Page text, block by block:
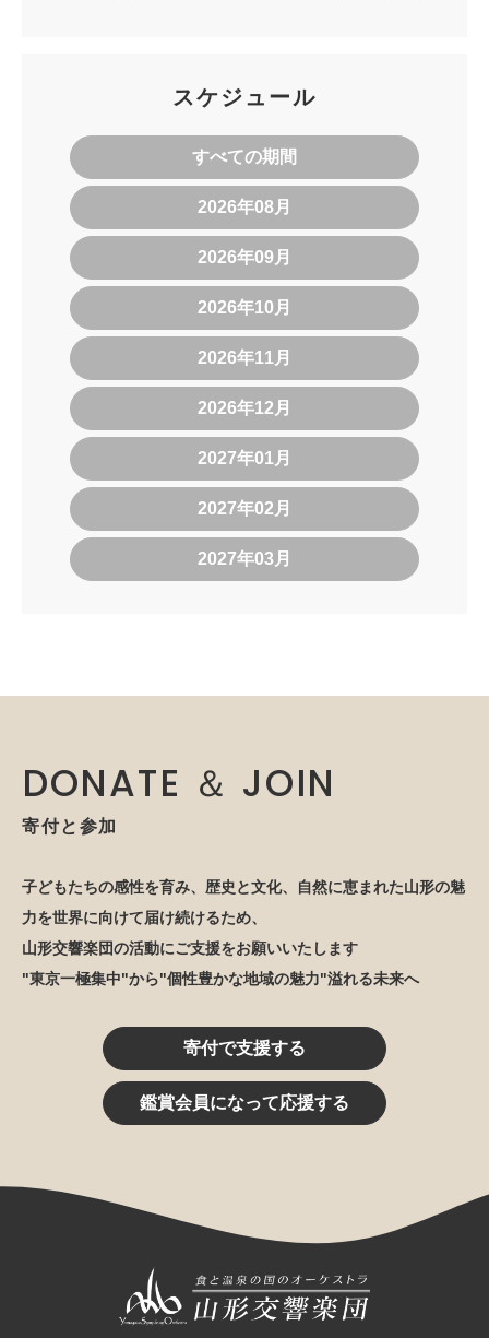
スケジュール
すべての期間
2026年08月
2026年09月
2026年10月
2026年11月
2026年12月
2027年01月
2027年02月
2027年03月
DONATE ＆ JOIN
寄付と参加
子どもたちの感性を育み、歴史と文化、自然に恵まれた山形の魅
力を世界に向けて届け続けるため、
山形交響楽団の活動にご支援をお願いいたします
"東京一極集中"から"個性豊かな地域の魅力"溢れる未来へ
寄付で支援する
鑑賞会員になって応援する